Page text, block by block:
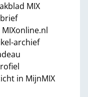
MIX
archief
in MijnMIX